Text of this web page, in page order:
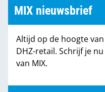
Partners
MIX nieuwsbrief
Altijd op de hoogte
DHZ-retail. Schrijf je
van MIX.